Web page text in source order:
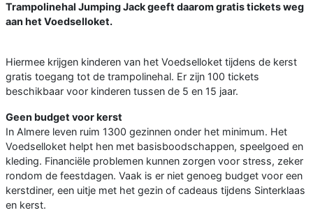
Trampolinehal Jumping Jack geeft daarom gratis tickets weg
aan het Voedselloket.
Hiermee krijgen kinderen van het Voedselloket tijdens de kerst
gratis toegang tot de trampolinehal. Er zijn 100 tickets
beschikbaar voor kinderen tussen de 5 en 15 jaar.
Geen budget voor kerst
In Almere leven ruim 1300 gezinnen onder het minimum. Het
Voedselloket helpt hen met basisboodschappen, speelgoed en
kleding. Financiële problemen kunnen zorgen voor stress, zeker
rondom de feestdagen. Vaak is er niet genoeg budget voor een
kerstdiner, een uitje met het gezin of cadeaus tijdens Sinterklaas
en kerst.